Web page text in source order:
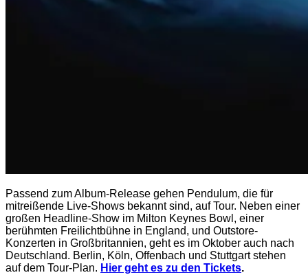
Passend zum Album-Release gehen Pendulum, die für
mitreißende Live-Shows bekannt sind, auf Tour. Neben einer
großen Headline-Show im Milton Keynes Bowl, einer
berühmten Freilichtbühne in England, und Outstore-
Konzerten in Großbritannien, geht es im Oktober auch nach
Deutschland. Berlin, Köln, Offenbach und Stuttgart stehen
auf dem Tour-Plan. Hier geht es zu den Tickets.